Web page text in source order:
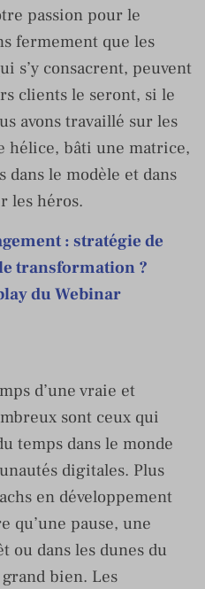
passion pour le
fermement que les
s’y consacrent, peuvent
clients le seront, si le
avons travaillé sur les
hélice, bâti une matrice,
dans le modèle et dans
les héros.
: stratégie de
transformation ?
du Webinar
d’une vraie et
sont ceux qui
temps dans le monde
digitales. Plus
en développement
qu’une pause, une
ou dans les dunes du
bien. Les